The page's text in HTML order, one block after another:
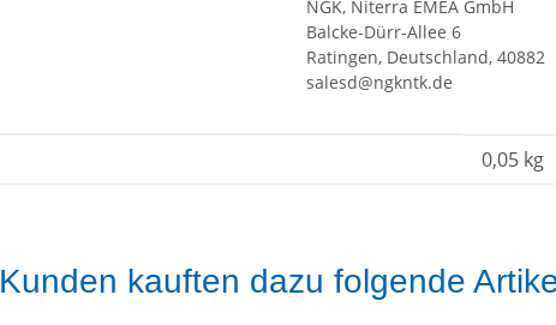
NGK, Niterra EMEA GmbH
Balcke-Dürr-Allee 6
Ratingen, Deutschland, 40882
salesd@ngkntk.de
0,05 kg
Kunden kauften dazu folgende